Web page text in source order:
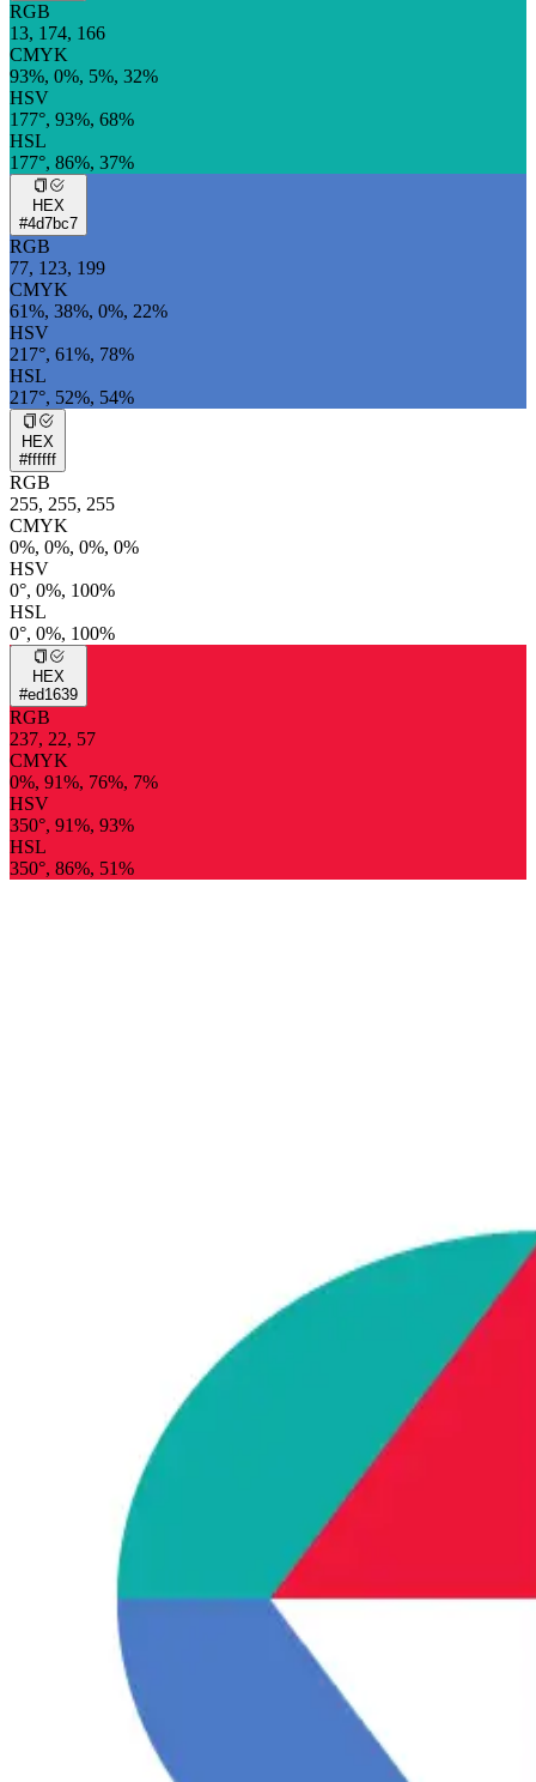
RGB
13, 174, 166
CMYK
93%, 0%, 5%, 32%
HSV
177°, 93%, 68%
HSL
177°, 86%, 37%
HEX
#4d7bc7
RGB
77, 123, 199
CMYK
61%, 38%, 0%, 22%
HSV
217°, 61%, 78%
HSL
217°, 52%, 54%
HEX
#ffffff
RGB
255, 255, 255
CMYK
0%, 0%, 0%, 0%
HSV
0°, 0%, 100%
HSL
0°, 0%, 100%
HEX
#ed1639
RGB
237, 22, 57
CMYK
0%, 91%, 76%, 7%
HSV
350°, 91%, 93%
HSL
350°, 86%, 51%